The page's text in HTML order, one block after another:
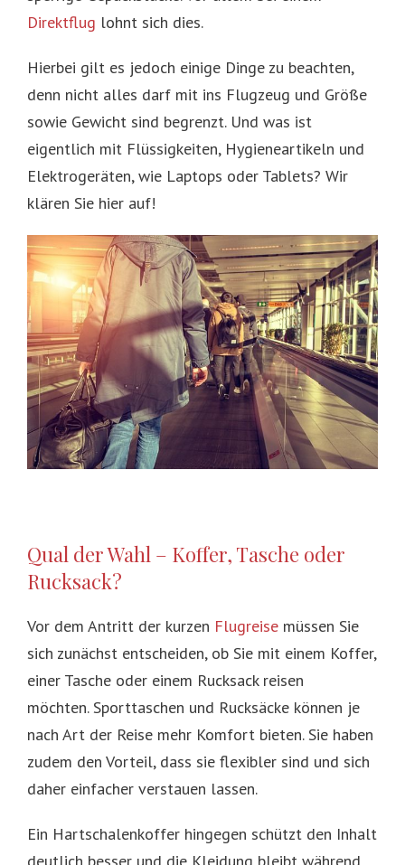
Direktflug lohnt sich dies.
Hierbei gilt es jedoch einige Dinge zu beachten,
denn nicht alles darf mit ins Flugzeug und Größe
sowie Gewicht sind begrenzt. Und was ist
eigentlich mit Flüssigkeiten, Hygieneartikeln und
Elektrogeräten, wie Laptops oder Tablets? Wir
klären Sie hier auf!
Qual der Wahl – Koffer, Tasche oder
Rucksack?
Vor dem Antritt der kurzen Flugreise müssen Sie
sich zunächst entscheiden, ob Sie mit einem Koffer,
einer Tasche oder einem Rucksack reisen
möchten. Sporttaschen und Rucksäcke können je
nach Art der Reise mehr Komfort bieten. Sie haben
zudem den Vorteil, dass sie flexibler sind und sich
daher einfacher verstauen lassen.
Ein Hartschalenkoffer hingegen schützt den Inhalt
deutlich besser und die Kleidung bleibt während